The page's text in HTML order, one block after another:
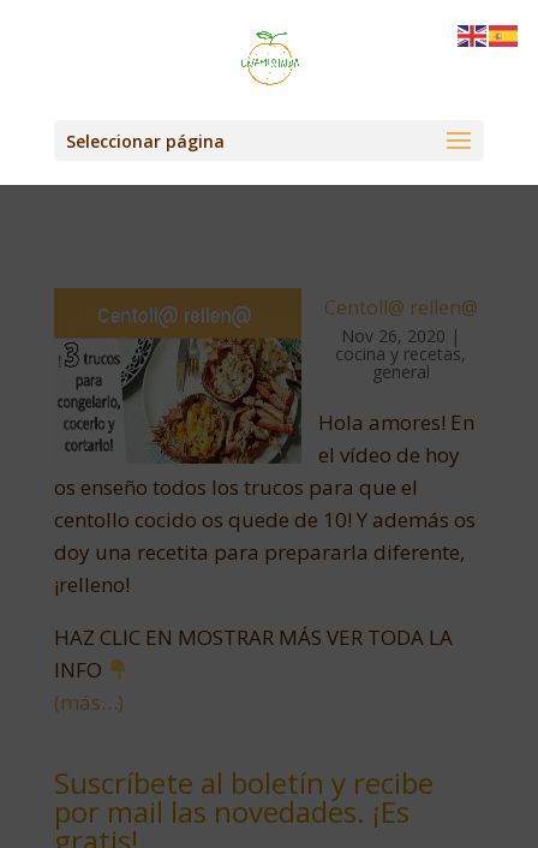
Seleccionar página
Centoll@ rellen@
Nov 26, 2020 |
cocina y recetas,
general
Hola amores! En
el vídeo de hoy
os enseño todos los trucos para que el
centollo cocido os quede de 10! Y además os
doy una recetita para prepararla diferente,
¡relleno!
HAZ CLIC EN MOSTRAR MÁS VER TODA LA
INFO
(más…)
Suscríbete al boletín y recibe
por mail las novedades. ¡Es